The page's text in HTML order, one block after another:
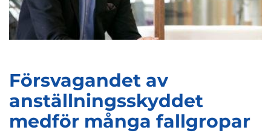
Försvagandet av
anställningsskyddet
medför många fallgropar